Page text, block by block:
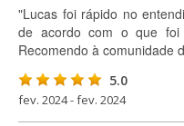
"Lucas foi rápido no
de acordo com o que foi
Recomendo à comunidade
5.0
fev. 2024 - fev. 2024